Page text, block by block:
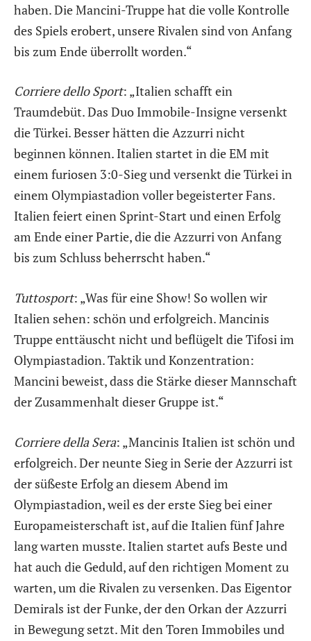
haben. Die Mancini-Truppe hat die volle Kontrolle
des Spiels erobert, unsere Rivalen sind von Anfang
bis zum Ende überrollt worden.“
Corriere dello Sport: „Italien schafft ein
Traumdebüt. Das Duo Immobile-Insigne versenkt
die Türkei. Besser hätten die Azzurri nicht
beginnen können. Italien startet in die EM mit
einem furiosen 3:0-Sieg und versenkt die Türkei in
einem Olympiastadion voller begeisterter Fans.
Italien feiert einen Sprint-Start und einen Erfolg
am Ende einer Partie, die die Azzurri von Anfang
bis zum Schluss beherrscht haben.“
Tuttosport: „Was für eine Show! So wollen wir
Italien sehen: schön und erfolgreich. Mancinis
Truppe enttäuscht nicht und beflügelt die Tifosi im
Olympiastadion. Taktik und Konzentration:
Mancini beweist, dass die Stärke dieser Mannschaft
der Zusammenhalt dieser Gruppe ist.“
Corriere della Sera: „Mancinis Italien ist schön und
erfolgreich. Der neunte Sieg in Serie der Azzurri ist
der süßeste Erfolg an diesem Abend im
Olympiastadion, weil es der erste Sieg bei einer
Europameisterschaft ist, auf die Italien fünf Jahre
lang warten musste. Italien startet aufs Beste und
hat auch die Geduld, auf den richtigen Moment zu
warten, um die Rivalen zu versenken. Das Eigentor
Demirals ist der Funke, der den Orkan der Azzurri
in Bewegung setzt. Mit den Toren Immobiles und